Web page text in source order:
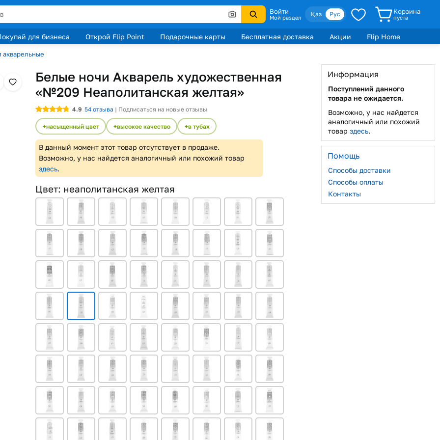
Войти
Мой раздел Қаз Рус Корзина
пуста
для бизнеса Открой Flip Point Подарочные карты Бесплатная доставка Акции Flip Home
акварельные
Белые ночи Акварель художественная
«№209 Неаполитанская желтая»
4.9 54 отзыва | Подписаться на новые отзывы
насыщенный цвет высокое качество в тубах
В данный момент этот товар отсутствует в продаже.
Возможно, у нас найдется аналогичный или похожий товар
здесь.
Цвет: неаполитанская желтая
Информация
Поступлений данного
товара не ожидается.
Возможно, у нас найдется
аналогичный или похожий
товар здесь.
Помощь
Способы доставки
Способы оплаты
Контакты